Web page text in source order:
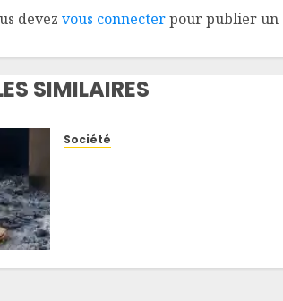
devez vous connecterpour publier un
SIMILAIRES
Société